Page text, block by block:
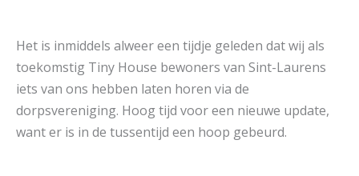
Het is inmiddels alweer een tijdje geleden dat wij als
toekomstig Tiny House bewoners van Sint-Laurens
iets van ons hebben laten horen via de
dorpsvereniging. Hoog tijd voor een nieuwe update,
want er is in de tussentijd een hoop gebeurd.